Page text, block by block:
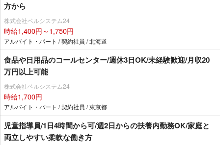
方から
株式会社ベルシステム24
時給1,400円～1,750円
アルバイト・パート / 契約社員 / 北海道
食品や日用品のコールセンター/週休3日OK/未経験歓迎/月収20
万円以上可能
株式会社ベルシステム24
時給1,700円
アルバイト・パート / 契約社員 / 東京都
児童指導員/1日4時間から可/週2日からの扶養内勤務OK/家庭と
両立しやすい柔軟な働き方